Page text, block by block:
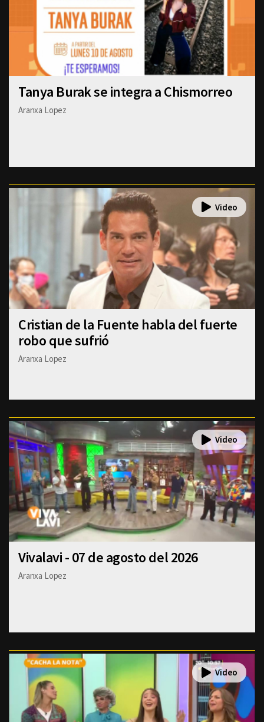
Tanya Burak se integra a Chismorreo
Aranxa Lopez
Cristian de la Fuente habla del fuerte
robo que sufrió
Aranxa Lopez
Vivalavi - 07 de agosto del 2026
Aranxa Lopez